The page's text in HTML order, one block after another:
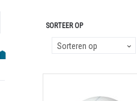
SORTEER OP